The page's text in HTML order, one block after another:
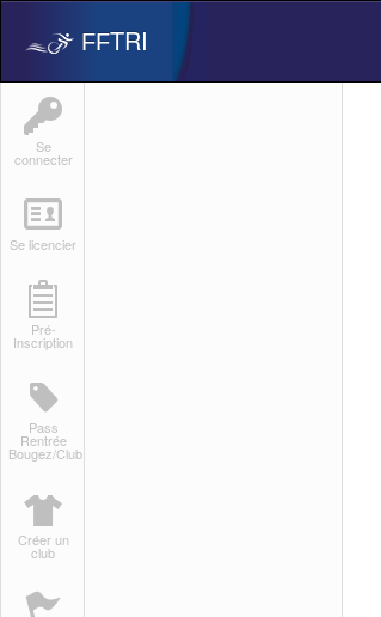
FFTRI
Se
connecter
Se licencier
Pré-
Inscription
Pass
Rentrée
Bougez/Club
Créer un
club